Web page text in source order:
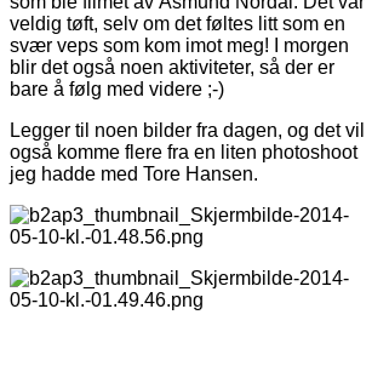
veldig tøft, selv om det føltes litt som en
svær veps som kom imot meg! I morgen
blir det også noen aktiviteter, så der er
bare å følg med videre ;-)
Legger til noen bilder fra dagen, og det vil
også komme flere fra en liten photoshoot
jeg hadde med Tore Hansen.